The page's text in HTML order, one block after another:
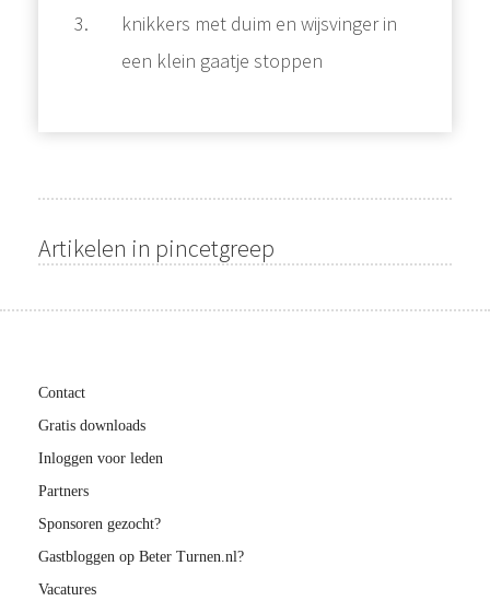
knikkers met duim en wijsvinger in
een klein gaatje stoppen
Artikelen in pincetgreep
Contact
Gratis downloads
Inloggen voor leden
Partners
Sponsoren gezocht?
Gastbloggen op Beter Turnen.nl?
Vacatures